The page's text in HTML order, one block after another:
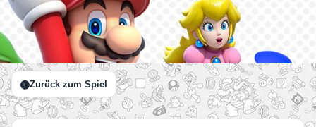
Zurück zum Spiel